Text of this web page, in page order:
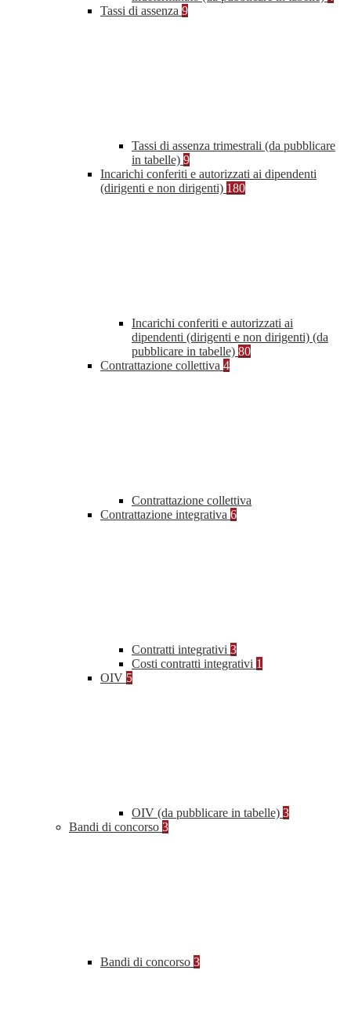
Tassi di assenza 9
Tassi di assenza trimestrali (da pubblicare
in tabelle) 9
Incarichi conferiti e autorizzati ai dipendenti
(dirigenti e non dirigenti) 180
Incarichi conferiti e autorizzati ai
dipendenti (dirigenti e non dirigenti) (da
pubblicare in tabelle) 80
Contrattazione collettiva 4
Contrattazione collettiva
Contrattazione integrativa 6
Contratti integrativi 3
Costi contratti integrativi 1
OIV 5
OIV (da pubblicare in tabelle) 3
Bandi di concorso 3
Bandi di concorso 3